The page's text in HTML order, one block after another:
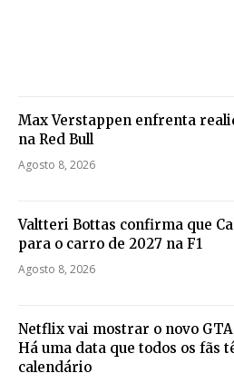
Max Verstappen enfrenta
na Red Bull
Agosto 8, 2026
Valtteri Bottas confirma que
para o carro de 2027 na F1
Agosto 8, 2026
Netflix vai mostrar o novo
Há uma data que todos os fãs
calendário